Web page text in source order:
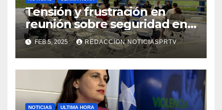
Tensión y frustración en
reunión sobre seguridad en
Reparto Metropolitano
FEB 5, 2025 REDACCION NOTICIASPRTV
NOTICIAS ULTIMA HORA